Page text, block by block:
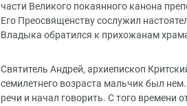
части Великого покаянного канона
Его Преосвященству сослужил
Владыка обратился к прихожанам
Святитель Андрей, архиепископ
семилетнего возраста мальчик был
речи и начал говорить. С того времени